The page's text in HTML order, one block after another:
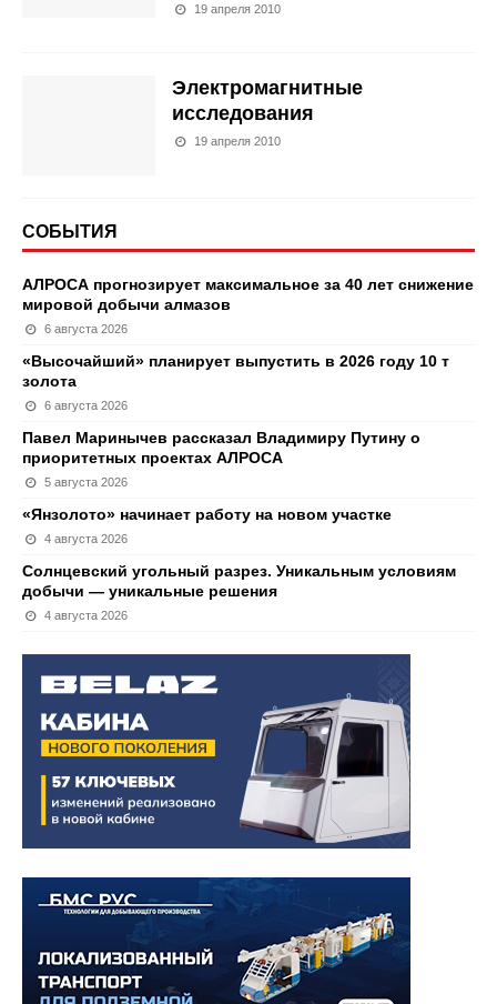
19 апреля 2010
Электромагнитные
исследования
19 апреля 2010
СОБЫТИЯ
АЛРОСА прогнозирует максимальное за 40 лет снижение
мировой добычи алмазов
6 августа 2026
«Высочайший» планирует выпустить в 2026 году 10 т
золота
6 августа 2026
Павел Маринычев рассказал Владимиру Путину о
приоритетных проектах АЛРОСА
5 августа 2026
«Янзолото» начинает работу на новом участке
4 августа 2026
Солнцевский угольный разрез. Уникальным условиям
добычи — уникальные решения
4 августа 2026